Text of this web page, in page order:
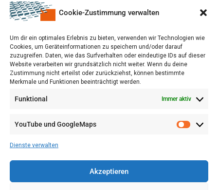
Cookie-Zustimmung verwalten
Um dir ein optimales Erlebnis zu bieten, verwenden wir Technologien wie
Cookies, um Geräteinformationen zu speichern und/oder darauf
zuzugreifen. Daten, wie das Surfverhalten oder eindeutige IDs auf dieser
Website verarbeiten wir grundsätzlich nicht weiter. Wenn du deine
Zustimmung nicht erteilst oder zurückziehst, können bestimmte
Merkmale und Funktionen beeinträchtigt werden.
Funktional Immer aktiv
YouTube und GoogleMaps
Dienste verwalten
Akzeptieren
VERWALTUNG